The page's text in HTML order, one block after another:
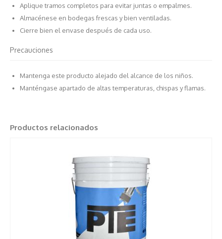
Aplique tramos completos para evitar juntas o empalmes.
Almacénese en bodegas frescas y bien ventiladas.
Cierre bien el envase después de cada uso.
Precauciones
Mantenga este producto alejado del alcance de los niños.
Manténgase apartado de altas temperaturas, chispas y flamas.
Productos relacionados